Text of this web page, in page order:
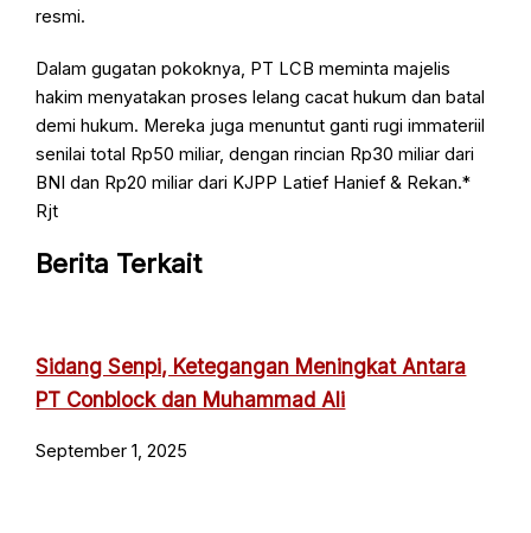
resmi.
Dalam gugatan pokoknya, PT LCB meminta majelis
hakim menyatakan proses lelang cacat hukum dan batal
demi hukum. Mereka juga menuntut ganti rugi immateriil
senilai total Rp50 miliar, dengan rincian Rp30 miliar dari
BNI dan Rp20 miliar dari KJPP Latief Hanief & Rekan.*
Rjt
Berita Terkait
Sidang Senpi, Ketegangan Meningkat Antara
PT Conblock dan Muhammad Ali
September 1, 2025